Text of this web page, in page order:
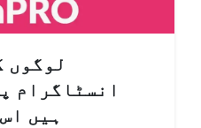
لوگوں
انسٹاگرام
ہیں